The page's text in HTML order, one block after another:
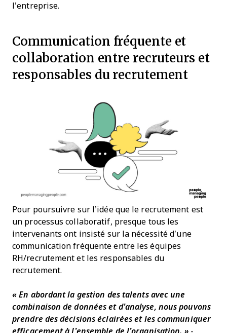
l’entreprise.
Communication fréquente et
collaboration entre recruteurs et
responsables du recrutement
Pour poursuivre sur l’idée que le recrutement est
un processus collaboratif, presque tous les
intervenants ont insisté sur la nécessité d’une
communication fréquente entre les équipes
RH/recrutement et les responsables du
recrutement.
« En abordant la gestion des talents avec une
combinaison de données et d’analyse, nous pouvons
prendre des décisions éclairées et les communiquer
efficacement à l’ensemble de l’organisation. »-